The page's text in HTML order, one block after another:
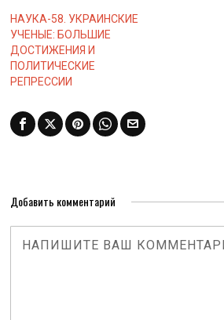
НАУКА-58. УКРАИНСКИЕ
УЧЕНЫЕ: БОЛЬШИЕ
ДОСТИЖЕНИЯ И
ПОЛИТИЧЕСКИЕ
РЕПРЕССИИ
Добавить комментарий